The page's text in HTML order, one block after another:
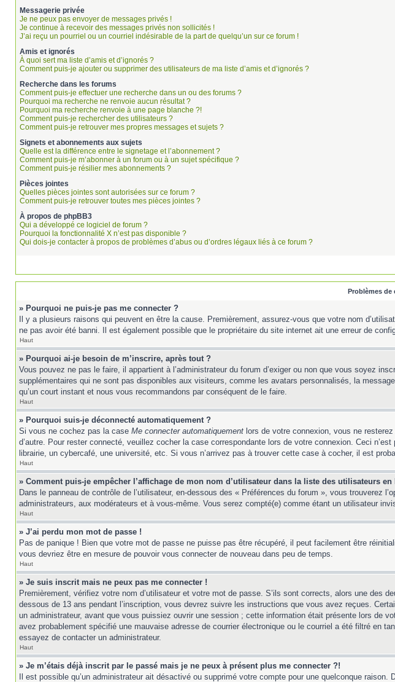
Messagerie privée
Je ne peux pas envoyer de messages privés !
Je continue à recevoir des messages privés non sollicités !
J’ai reçu un pourriel ou un courriel indésirable de la part de quelqu’un sur ce forum !
Amis et ignorés
À quoi sert ma liste d’amis et d’ignorés ?
Comment puis-je ajouter ou supprimer des utilisateurs de ma liste d’amis et d’ignorés ?
Recherche dans les forums
Comment puis-je effectuer une recherche dans un ou des forums ?
Pourquoi ma recherche ne renvoie aucun résultat ?
Pourquoi ma recherche renvoie à une page blanche ?!
Comment puis-je rechercher des utilisateurs ?
Comment puis-je retrouver mes propres messages et sujets ?
Signets et abonnements aux sujets
Quelle est la différence entre le signetage et l’abonnement ?
Comment puis-je m’abonner à un forum ou à un sujet spécifique ?
Comment puis-je résilier mes abonnements ?
Pièces jointes
Quelles pièces jointes sont autorisées sur ce forum ?
Comment puis-je retrouver toutes mes pièces jointes ?
À propos de phpBB3
Qui a développé ce logiciel de forum ?
Pourquoi la fonctionnalité X n’est pas disponible ?
Qui dois-je contacter à propos de problèmes d’abus ou d’ordres légaux liés à ce forum ?
Problèmes de
» Pourquoi ne puis-je pas me connecter ?
Il y a plusieurs raisons qui peuvent en être la cause. Premièrement, assurez-vous que votre nom
ne pas avoir été banni. Il est également possible que le propriétaire du site internet ait une erreur de
Haut
» Pourquoi ai-je besoin de m’inscrire, après tout ?
Vous pouvez ne pas le faire, il appartient à l’administrateur du forum d’exiger ou non que vous soyez
supplémentaires qui ne sont pas disponibles aux visiteurs, comme les avatars personnalisés, la
qu’un court instant et nous vous recommandons par conséquent de le faire.
Haut
» Pourquoi suis-je déconnecté automatiquement ?
Si vous ne cochez pas la case Me connecter automatiquement lors de votre connexion, vous ne
d’autre. Pour rester connecté, veuillez cocher la case correspondante lors de votre connexion. Ceci
librairie, un cybercafé, une université, etc. Si vous n’arrivez pas à trouver cette case à cocher, il est
Haut
» Comment puis-je empêcher l’affichage de mon nom d’utilisateur dans la liste des utilisateurs en
Dans le panneau de contrôle de l’utilisateur, en-dessous des « Préférences du forum », vous trouverez
administrateurs, aux modérateurs et à vous-même. Vous serez compté(e) comme étant un utilisateur
Haut
» J’ai perdu mon mot de passe !
Pas de panique ! Bien que votre mot de passe ne puisse pas être récupéré, il peut facilement être
vous devriez être en mesure de pouvoir vous connecter de nouveau dans peu de temps.
Haut
» Je suis inscrit mais ne peux pas me connecter !
Premièrement, vérifiez votre nom d’utilisateur et votre mot de passe. S’ils sont corrects, alors une
dessous de 13 ans pendant l’inscription, vous devrez suivre les instructions que vous avez reçues.
un administrateur, avant que vous puissiez ouvrir une session ; cette information était présente lors de
avez probablement spécifié une mauvaise adresse de courrier électronique ou le courriel a été filtré en
essayez de contacter un administrateur.
Haut
» Je m’étais déjà inscrit par le passé mais je ne peux à présent plus me connecter ?!
Il est possible qu’un administrateur ait désactivé ou supprimé votre compte pour une quelconque